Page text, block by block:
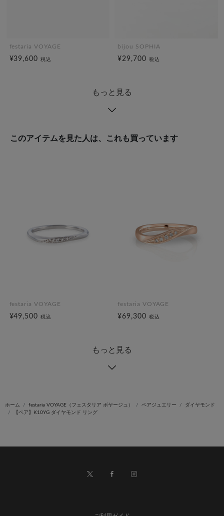
festaria VOYAGE
¥39,600税込
bijou SOPHIA
¥29,700 税込
もっと見る
このアイテムを見た人は、これも買っています
festaria VOYAGE
¥49,500税込
festaria VOYAGE
¥69,300 税込
もっと見る
ホーム festaria VOYAGE（フェスタリア ボヤージュ） ペアジュエリー
ダイヤモンド
【ペア】K10YG ダイヤモンド リング